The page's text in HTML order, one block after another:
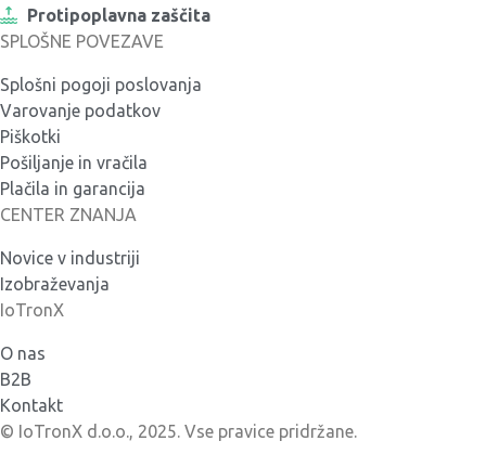
Protipoplavna zaščita
SPLOŠNE POVEZAVE
Splošni pogoji poslovanja
Varovanje podatkov
Piškotki
Pošiljanje in vračila
Plačila in garancija
CENTER ZNANJA
Novice v industriji
Izobraževanja
IoTronX
O nas
B2B
Kontakt
© IoTronX d.o.o., 2025. Vse pravice pridržane.